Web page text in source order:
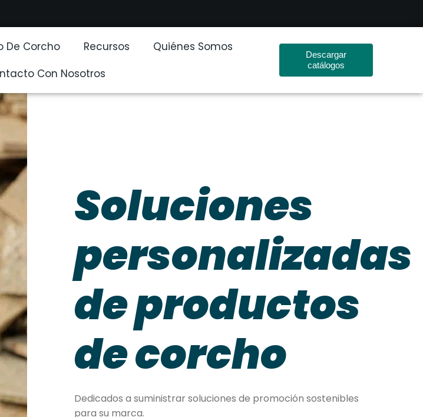
De Corcho Recursos
Quiénes Somos
Con Nosotros
Descargar
catálogos
Soluciones
personalizadas
de productos
de corcho
Dedicados a suministrar soluciones de promoción sostenibles
para su marca.